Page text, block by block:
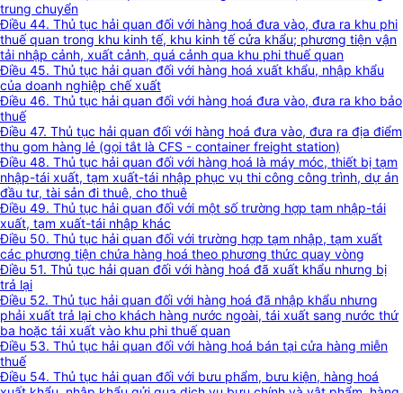
trung chuyển
Điều 44. Thủ tục hải quan đối với hàng hoá đưa vào, đưa ra khu phi
thuế quan trong khu kinh tế, khu kinh tế cửa khẩu; phương tiện vận
tải nhập cảnh, xuất cảnh, quá cảnh qua khu phi thuế quan
Điều 45. Thủ tục hải quan đối với hàng hoá xuất khẩu, nhập khẩu
của doanh nghiệp chế xuất
Điều 46. Thủ tục hải quan đối với hàng hoá đưa vào, đưa ra kho bảo
thuế
Điều 47. Thủ tục hải quan đối với hàng hoá đưa vào, đưa ra địa điểm
thu gom hàng lẻ (gọi tắt là CFS - container freight station)
Điều 48. Thủ tục hải quan đối với hàng hoá là máy móc, thiết bị tạm
nhập-tái xuất, tạm xuất-tái nhập phục vụ thi công công trình, dự án
đầu tư, tài sản đi thuê, cho thuê
Điều 49. Thủ tục hải quan đối với một số trường hợp tạm nhập-tái
xuất, tạm xuất-tái nhập khác
Điều 50. Thủ tục hải quan đối với trường hợp tạm nhập, tạm xuất
các phương tiện chứa hàng hoá theo phương thức quay vòng
Điều 51. Thủ tục hải quan đối với hàng hoá đã xuất khẩu nhưng bị
trả lại
Điều 52. Thủ tục hải quan đối với hàng hoá đã nhập khẩu nhưng
phải xuất trả lại cho khách hàng nước ngoài, tái xuất sang nước thứ
ba hoặc tái xuất vào khu phi thuế quan
Điều 53. Thủ tục hải quan đối với hàng hoá bán tại cửa hàng miễn
thuế
Điều 54. Thủ tục hải quan đối với bưu phẩm, bưu kiện, hàng hoá